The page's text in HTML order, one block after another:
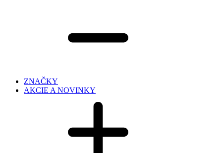
ZNAČKY
AKCIE A NOVINKY